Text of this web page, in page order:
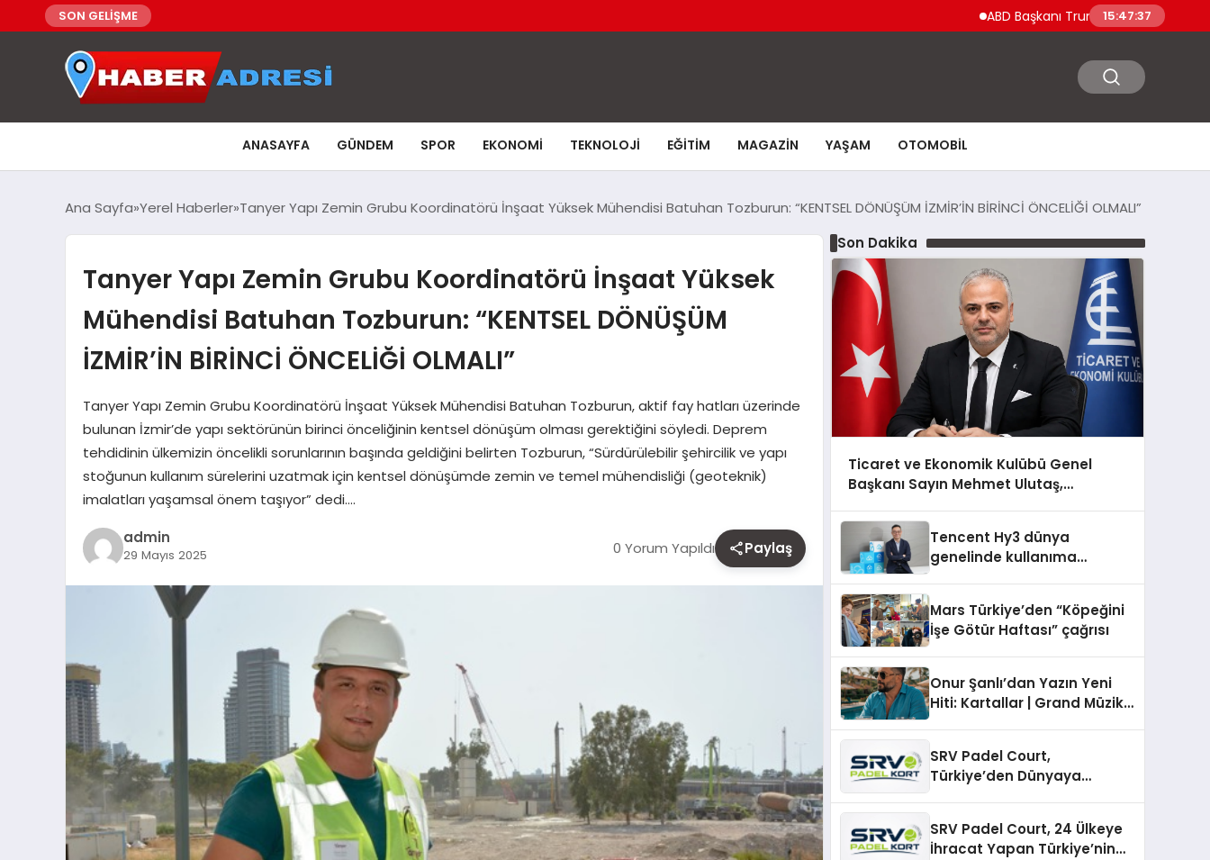
SON GELİŞME ABD Başkanı Trump’tan Ceuta Göçmen Krizi
15:47:38
ANASAYFA GÜNDEM SPOR EKONOMI TEKNOLOJI EĞITIM MAGAZIN YAŞAM OTOMOBIL
Ana Sayfa Yerel Haberler Tanyer Yapı Zemin Grubu Koordinatörü İnşaat Yüksek Mühendisi Batuhan Tozburun: “KENTSEL DÖNÜŞÜM İZMİR’İN BİRİNCİ ÖNCELİĞİ OLMALI”
Tanyer Yapı Zemin Grubu Koordinatörü İnşaat Yüksek
Mühendisi Batuhan Tozburun: “KENTSEL DÖNÜŞÜM
İZMİR’İN BİRİNCİ ÖNCELİĞİ OLMALI”
Tanyer Yapı Zemin Grubu Koordinatörü İnşaat Yüksek Mühendisi Batuhan Tozburun, aktif fay hatları üzerinde
bulunan İzmir’de yapı sektörünün birinci önceliğinin kentsel dönüşüm olması gerektiğini söyledi. Deprem
tehdidinin ülkemizin öncelikli sorunlarının başında geldiğini belirten Tozburun, “Sürdürülebilir şehircilik ve yapı
stoğunun kullanım sürelerini uzatmak için kentsel dönüşümde zemin ve temel mühendisliği (geoteknik)
imalatları yaşamsal önem taşıyor” dedi….
admin
29 Mayıs 2025 0 Yorum Yapıldı Paylaş
Son Dakika
Ticaret ve Ekonomik Kulübü Genel
Başkanı Sayın Mehmet Ulutaş,
şunları kaydetti:
Tencent Hy3 dünya
genelinde kullanıma
Mars Türkiye’den “Köpeğini
İşe Götür Haftası” çağrısı
Onur Şanlı’dan Yazın Yeni
Hiti: Kartallar | Grand Müzik
SRV Padel Court,
Türkiye’den Dünyaya
SRV Padel Court, 24 Ülkeye
İhracat Yapan Türkiye’nin